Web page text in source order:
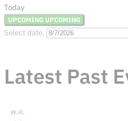
Today
UPCOMING UPCOMING
Select date.
Latest Past
พ.ค.